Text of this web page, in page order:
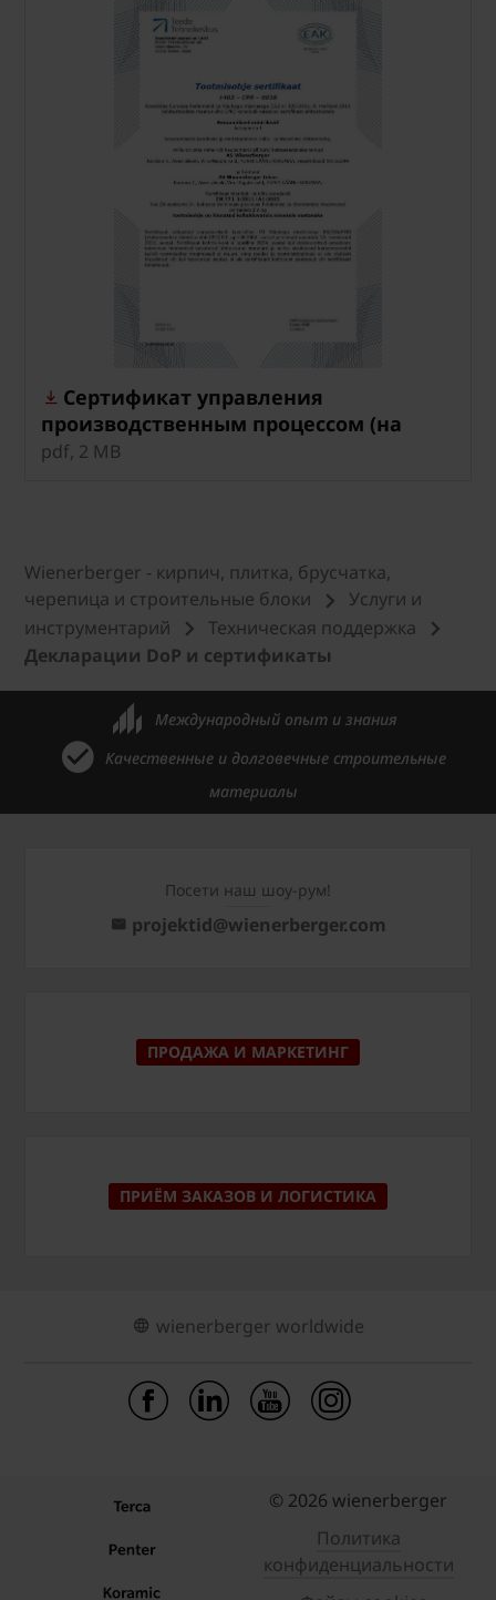
Сертификат управления
производственным процессом (на
эстонском языке)
pdf, 2 MB
Wienerberger - кирпич, плитка, брусчатка,
черепица и строительные блоки
Услуги и
инструментарий
Техническая поддержка
Декларации DoP и сертификаты
Международный опыт и знания
Качественные и долговечные строительные
материалы
Посети наш шоу-рум!
projektid@wienerberger.com
ПРОДАЖА И МАРКЕТИНГ
ПРИЁМ ЗАКАЗОВ И ЛОГИСТИКА
wienerberger worldwide
© 2026 wienerberger
Политика
конфиденциальности